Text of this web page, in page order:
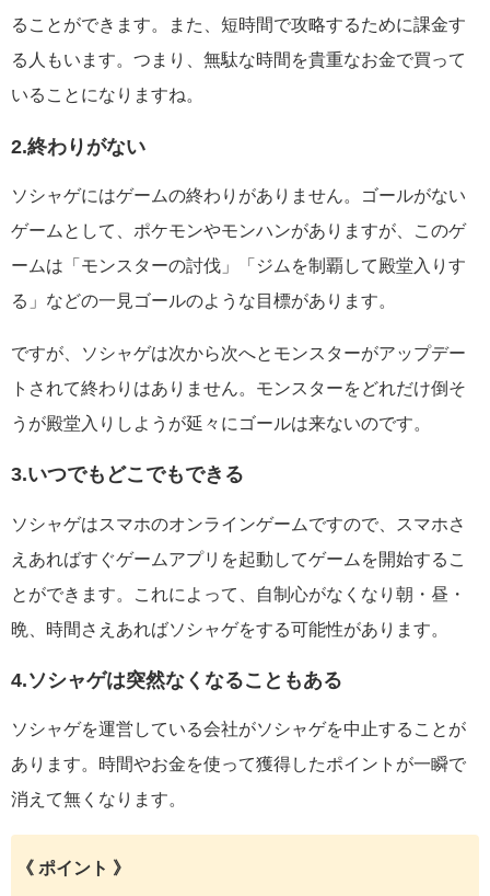
ることができます。また、短時間で攻略するために課金す
る人もいます。つまり、無駄な時間を貴重なお金で買って
いることになりますね。
2.終わりがない
ソシャゲにはゲームの終わりがありません。ゴールがない
ゲームとして、ポケモンやモンハンがありますが、このゲ
ームは「モンスターの討伐」「ジムを制覇して殿堂入りす
る」などの一見ゴールのような目標があります。
ですが、ソシャゲは次から次へとモンスターがアップデー
トされて終わりはありません。モンスターをどれだけ倒そ
うが殿堂入りしようが延々にゴールは来ないのです。
3.いつでもどこでもできる
ソシャゲはスマホのオンラインゲームですので、スマホさ
えあればすぐゲームアプリを起動してゲームを開始するこ
とができます。これによって、自制心がなくなり朝・昼・
晩、時間さえあればソシャゲをする可能性があります。
4.ソシャゲは突然なくなることもある
ソシャゲを運営している会社がソシャゲを中止することが
あります。時間やお金を使って獲得したポイントが一瞬で
消えて無くなります。
《 ポイント 》